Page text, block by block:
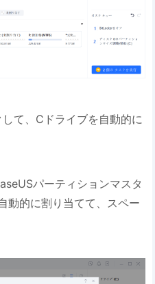
て、Cドライブを自動的に
パーティションマスタ
動的に割り当てて、スペー